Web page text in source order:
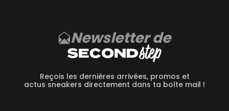
Newsletter de
Reçois les dernières arrivées, promos et
actus sneakers directement dans ta boîte mail !